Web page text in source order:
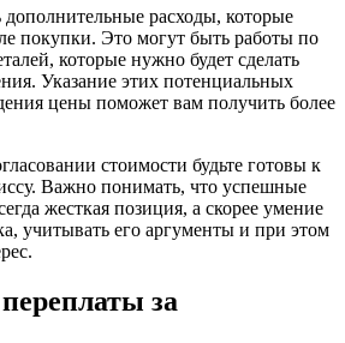
дополнительные расходы, которые
покупки. Это могут быть работы по
которые нужно будет сделать
Указание этих потенциальных
цены поможет вам получить более
стоимости будьте готовы к
Важно понимать, что успешные
жесткая позиция, а скорее умение
учитывать его аргументы и при этом
за